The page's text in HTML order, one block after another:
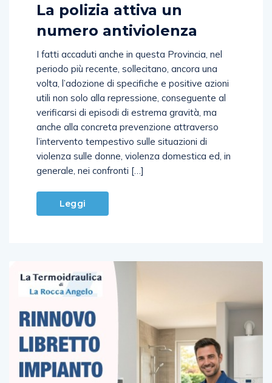
La polizia attiva un
numero antiviolenza
I fatti accaduti anche in questa Provincia, nel
periodo più recente, sollecitano, ancora una
volta, l’adozione di specifiche e positive azioni
utili non solo alla repressione, conseguente al
verificarsi di episodi di estrema gravità, ma
anche alla concreta prevenzione attraverso
l’intervento tempestivo sulle situazioni di
violenza sulle donne, violenza domestica ed, in
generale, nei confronti […]
Leggi